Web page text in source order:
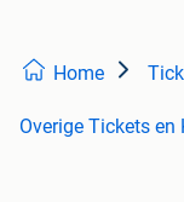
Home
Overige Tickets en